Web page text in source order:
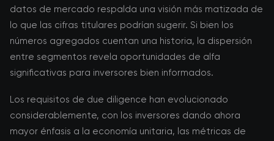
datos de mercado respalda una visión más matizada de
lo que las cifras titulares podrían sugerir. Si bien los
números agregados cuentan una historia, la dispersión
entre segmentos revela oportunidades de alfa
significativas para inversores bien informados.
Los requisitos de due diligence han evolucionado
considerablemente, con los inversores dando ahora
mayor énfasis a la economía unitaria, las métricas de